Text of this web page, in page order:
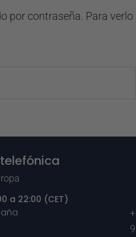
por contraseña. Para verlo
a 22:00 (CET)